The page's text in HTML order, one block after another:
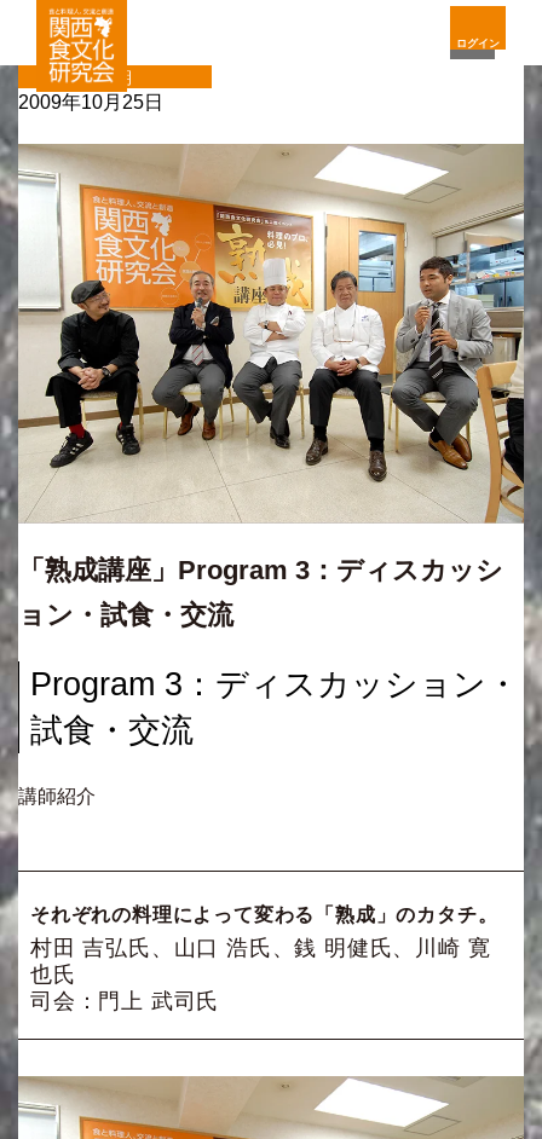
ログイン
定期
2009年10月25日
「熟成講座」Program 3：ディスカッシ
ョン・試食・交流
Program 3：ディスカッション・
試食・交流
講師紹介
それぞれの料理によって変わる「熟成」のカタチ。
村田 吉弘氏、山口 浩氏、銭 明健氏、川崎 寛
也氏
司会：門上 武司氏